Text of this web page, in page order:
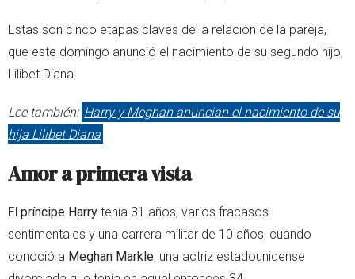
Estas son cinco etapas claves de la relación de la pareja,
que este domingo anunció el nacimiento de su segundo hijo,
Lilibet Diana.
Lee también: Harry y Meghan anuncian el nacimiento de su
hija Lilibet Diana
Amor a primera vista
El príncipe Harry tenía 31 años, varios fracasos
sentimentales y una carrera militar de 10 años, cuando
conoció a Meghan Markle, una actriz estadounidense